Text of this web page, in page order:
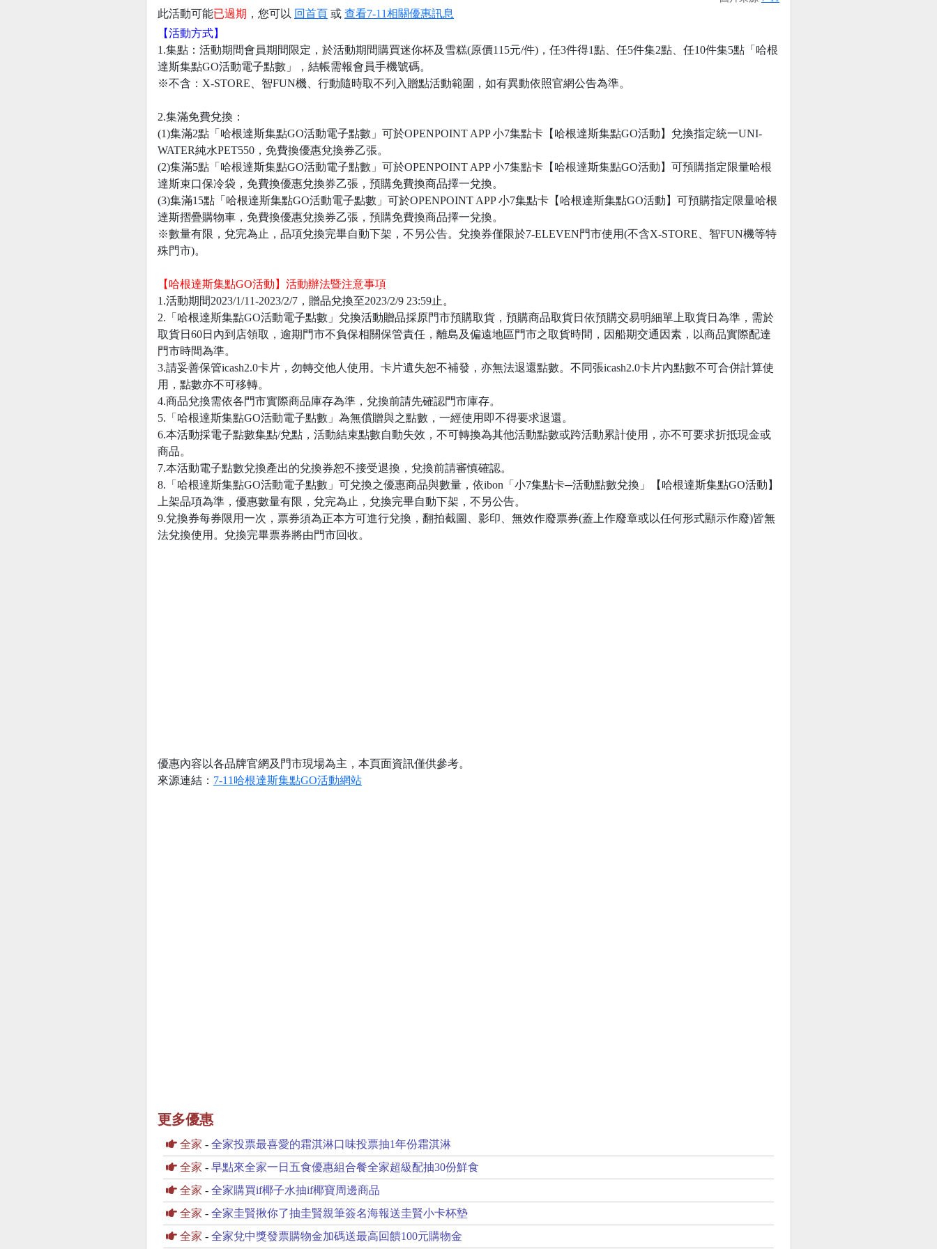
此活動可能已過期 ，您可以 回首頁 或 查看7-11相關優惠訊息
【活動方式】
1.集點：活動期間會員期間限定，於活動期間購買迷你杯及雪糕(原價115元/件)，任3件得1點、任5件集2點、任10件集5點「哈根
達斯集點GO活動電子點數」，結帳需報會員手機號碼。
※不含：X-STORE、智FUN機、行動隨時取不列入贈點活動範圍，如有異動依照官網公告為準。
2.集滿免費兌換：
(1)集滿2點「哈根達斯集點GO活動電子點數」可於OPENPOINT APP 小7集點卡【哈根達斯集點GO活動】兌換指定統一UNI-
WATER純水PET550，免費換優惠兌換券乙張。
(2)集滿5點「哈根達斯集點GO活動電子點數」可於OPENPOINT APP 小7集點卡【哈根達斯集點GO活動】可預購指定限量哈根
達斯束口保冷袋，免費換優惠兌換券乙張，預購免費換商品擇一兌換。
(3)集滿15點「哈根達斯集點GO活動電子點數」可於OPENPOINT APP 小7集點卡【哈根達斯集點GO活動】可預購指定限量哈根
達斯摺疊購物車，免費換優惠兌換券乙張，預購免費換商品擇一兌換。
※數量有限，兌完為止，品項兌換完畢自動下架，不另公告。兌換券僅限於7-ELEVEN門市使用(不含X-STORE、智FUN機等特
殊門市)。
【哈根達斯集點GO活動】活動辦法暨注意事項
1.活動期間2023/1/11-2023/2/7，贈品兌換至2023/2/9 23:59止。
2.「哈根達斯集點GO活動電子點數」兌換活動贈品採原門市預購取貨，預購商品取貨日依預購交易明細單上取貨日為準，需於
取貨日60日內到店領取，逾期門市不負保相關保管責任，離島及偏遠地區門市之取貨時間，因船期交通因素，以商品實際配達
門市時間為準。
3.請妥善保管icash2.0卡片，勿轉交他人使用。卡片遺失恕不補發，亦無法退還點數。不同張icash2.0卡片內點數不可合併計算使
用，點數亦不可移轉。
4.商品兌換需依各門市實際商品庫存為準，兌換前請先確認門市庫存。
5.「哈根達斯集點GO活動電子點數」為無償贈與之點數，一經使用即不得要求退還。
6.本活動採電子點數集點/兌點，活動結束點數自動失效，不可轉換為其他活動點數或跨活動累計使用，亦不可要求折抵現金或
商品。
7.本活動電子點數兌換產出的兌換券恕不接受退換，兌換前請審慎確認。
8.「哈根達斯集點GO活動電子點數」可兌換之優惠商品與數量，依ibon「小7集點卡─活動點數兌換」【哈根達斯集點GO活動】
上架品項為準，優惠數量有限，兌完為止，兌換完畢自動下架，不另公告。
9.兌換券每券限用一次，票券須為正本方可進行兌換，翻拍截圖、影印、無效作廢票券(蓋上作廢章或以任何形式顯示作廢)皆無
法兌換使用。兌換完畢票券將由門市回收。
優惠內容以各品牌官網及門市現場為主，本頁面資訊僅供參考。
來源連結： 7-11哈根達斯集點GO活動網站
更多優惠
全家 - 全家投票最喜愛的霜淇淋口味投票抽1年份霜淇淋
全家 - 早點來全家一日五食優惠組合餐全家超級配抽30份鮮食
全家 - 全家購買if椰子水抽if椰寶周邊商品
全家 - 全家圭賢揪你了抽圭賢親筆簽名海報送圭賢小卡杯墊
全家 - 全家兌中獎發票購物金加碼送最高回饋100元購物金